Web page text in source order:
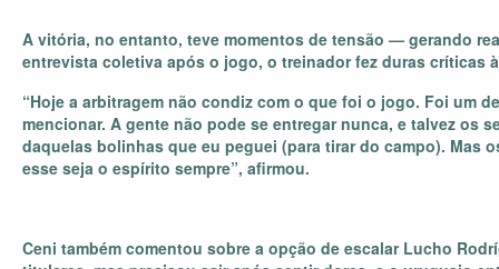
A vitória, no entanto, teve momentos de tensão — gerando
entrevista coletiva após o jogo, o treinador fez duras críticas
“Hoje a arbitragem não condiz com o que foi o jogo. Foi um
mencionar. A gente não pode se entregar nunca, e talvez os
daquelas bolinhas que eu peguei (para tirar do campo). Mas
esse seja o espírito sempre”, afirmou.
Ceni também comentou sobre a opção de escalar Lucho